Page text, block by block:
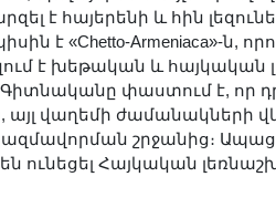
է հայերենի և հին
է «Chetto-Armeniaca»-ն,
է խեթական և հայկական
Գիտնականը փաստում է, որ
այլ վաղեմի ժամանակների
շրջանից։
ունեցել Հայկական